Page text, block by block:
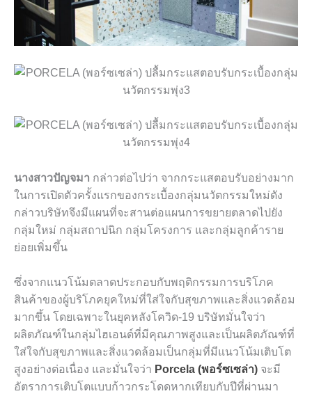
นางสาวปัญจมา กล่าวต่อไปว่า จากกระแสตอบรับอย่างมาก
ในการเปิดตัวครั้งแรกของกระเบื้องกลุ่มนวัตกรรมใหม่ดัง
กล่าวบริษัทจึงมีแผนที่จะสานต่อแผนการขยายตลาดไปยัง
กลุ่มใหม่ กลุ่มสถาปนิก กลุ่มโครงการ และกลุ่มลูกค้าราย
ย่อยเพิ่มขึ้น
ซึ่งจากแนวโน้มตลาดประกอบกับพฤติกรรมการบริโภค
สินค้าของผู้บริโภคยุคใหม่ที่ใส่ใจกับสุขภาพและสิ่งแวดล้อม
มากขึ้น โดยเฉพาะในยุคหลังโควิด-19 บริษัทมั่นใจว่า
ผลิตภัณฑ์ในกลุ่มไฮเอนด์ที่มีคุณภาพสูงและเป็นผลิตภัณฑ์ที่
ใส่ใจกับสุขภาพและสิ่งแวดล้อมเป็นกลุ่มที่มีแนวโน้มเติบโต
สูงอย่างต่อเนื่อง และมั่นใจว่า Porcela (พอร์ซเซล่า) จะมี
อัตราการเติบโตแบบก้าวกระโดดหากเทียบกับปีที่ผ่านมา